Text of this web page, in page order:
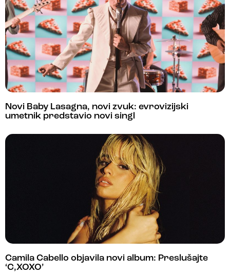
Novi Baby Lasagna, novi zvuk: evrovizijski
umetnik predstavio novi singl
Camila Cabello objavila novi album: Preslušajte
‘C,XOXO’